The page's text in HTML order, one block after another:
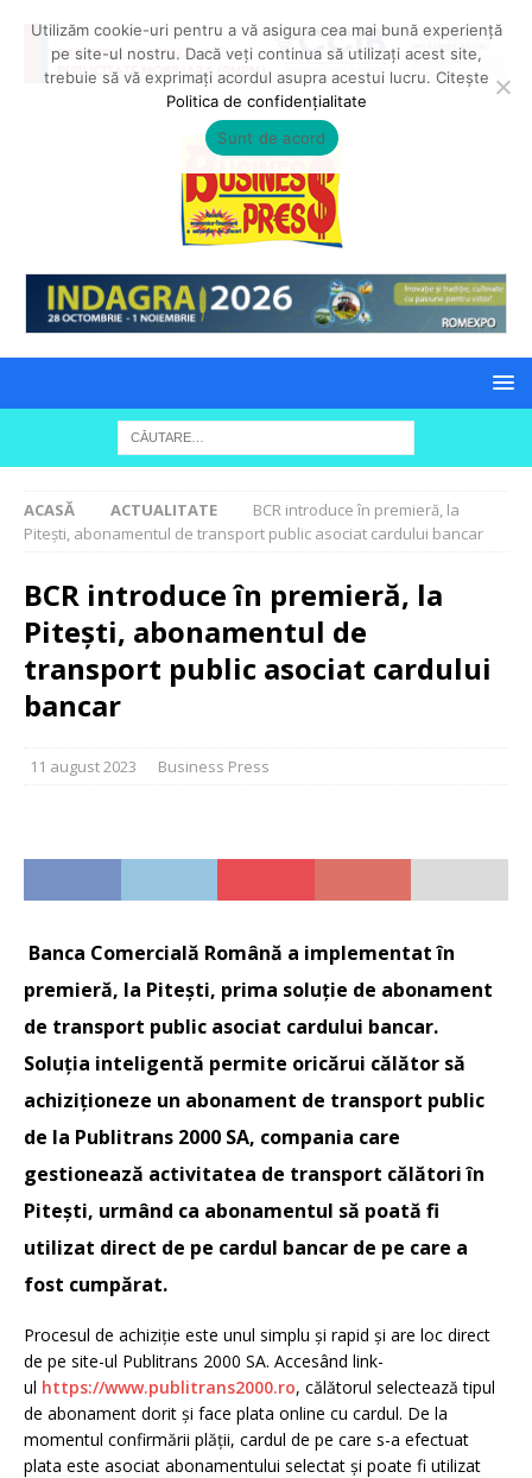
ACASĂ ACTUALITATE
BCR introduce în premieră, la
Pitești, abonamentul de transport public asociat cardului bancar
BCR introduce în premieră, la
Pitești, abonamentul de
transport public asociat cardului
bancar
11 august 2023 Business Press
Banca Comercială Română a implementat în
premieră, la Pitești, prima soluție de abonament
de transport public asociat cardului bancar.
Soluția inteligentă permite oricărui călător să
achiziționeze un abonament de transport public
de la Publitrans 2000 SA, compania care
gestionează activitatea de transport călători în
Pitești, urmând ca abonamentul să poată fi
utilizat direct de pe cardul bancar de pe care a
fost cumpărat.
Procesul de achiziție este unul simplu și rapid și are loc direct
de pe site-ul Publitrans 2000 SA. Accesând link-
ul https://www.publitrans2000.ro, călătorul selectează tipul
de abonament dorit și face plata online cu cardul. De la
momentul confirmării plății, cardul de pe care s-a efectuat
plata este asociat abonamentului selectat și poate fi utilizat
Utilizăm cookie-uri pentru a vă asigura cea mai bună experiență
pe site-ul nostru. Dacă veți continua să utilizați acest site,
trebuie să vă exprimați acordul asupra acestui lucru. Citește
Politica de confidențialitate
Sunt de acord